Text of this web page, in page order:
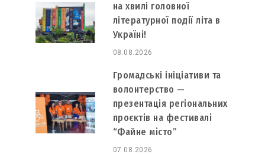
на хвилі головної
літературної події літа в
Україні!
08.08.2026
Громадські ініціативи та
волонтерство —
презентація регіональних
проєктів на фестивалі
“Файне місто”
07.08.2026